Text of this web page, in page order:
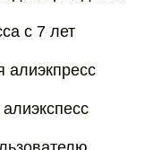
с 7 лет
алиэкпресс